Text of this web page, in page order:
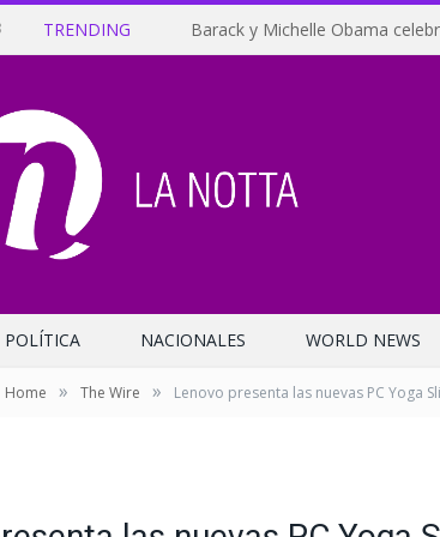
TRENDING Barack y Michelle Obama
POLÍTICA NACIONALES WORLD NEWS
Home » The Wire » Lenovo presenta las nuevas PC Yoga